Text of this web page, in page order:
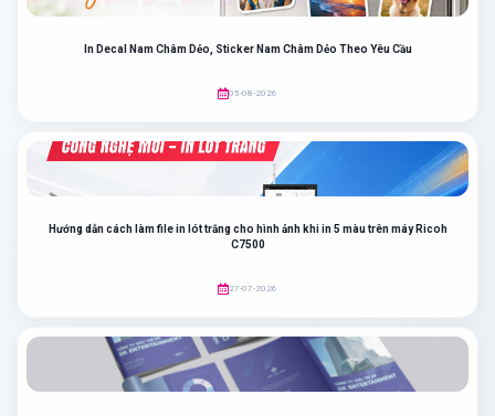
In Decal Nam Châm Dẻo, Sticker Nam Châm Dẻo Theo Yêu Cầu
05-08-2026
Hướng dẫn cách làm file in lót trắng cho hình ảnh khi in 5 màu trên máy Ricoh
C7500
27-07-2026